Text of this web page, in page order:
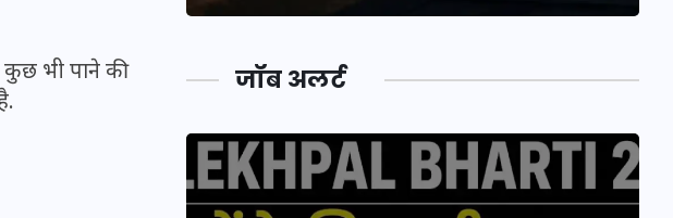
कुछ भी पाने की
जॉब अलर्ट